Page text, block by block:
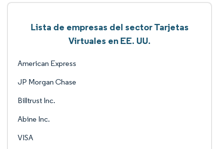
Lista de empresas del sector Tarjetas
Virtuales en EE. UU.
American Express
JP Morgan Chase
Billtrust Inc.
Abine Inc.
VISA